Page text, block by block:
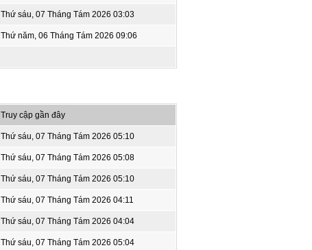
Thứ sáu, 07 Tháng Tám 2026 03:03
Thứ năm, 06 Tháng Tám 2026 09:06
Truy cập gần đây
Thứ sáu, 07 Tháng Tám 2026 05:10
Thứ sáu, 07 Tháng Tám 2026 05:08
Thứ sáu, 07 Tháng Tám 2026 05:10
Thứ sáu, 07 Tháng Tám 2026 04:11
Thứ sáu, 07 Tháng Tám 2026 04:04
Thứ sáu, 07 Tháng Tám 2026 05:04